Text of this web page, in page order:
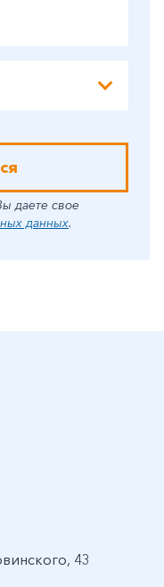
даете свое
данных.
43